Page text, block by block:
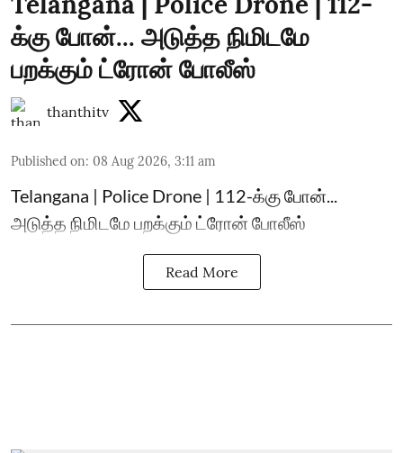
க்கு போன்... அடுத்த நிமிடமே
பறக்கும் ட்ரோன் போலீஸ்
thanthitv
Published on: 08 Aug 2026, 3:11 am
Telangana | Police Drone | 112-க்கு போன்...
அடுத்த நிமிடமே பறக்கும் ட்ரோன் போலீஸ்
Read More